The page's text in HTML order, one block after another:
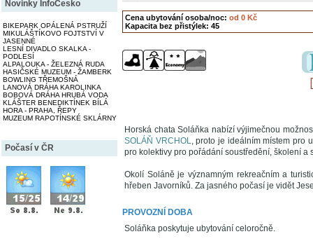
Novinky InfoČesko
BIKEPARK OPÁLENÁ PSTRUŽÍ
MIKULÁŠTÍKOVO FOJTSTVÍ V
JASENNÉ
LESNÍ DIVADLO SKALKA -
PODLESÍ
ALPALOUKA - ŽELEZNÁ RUDA
HASIČSKÉ MUZEUM - ŽAMBERK
BOWLING TŘEMOŠNÁ
LANOVÁ DRÁHA KAROLINKA
BOBOVÁ DRÁHA HRUBÁ VODA
KLÁŠTER BENEDIKTÍNEK BÍLÁ
HORA - PRAHA, ŘEPY
MUZEUM RAPOTÍNSKÉ SKLÁRNY
Počasí v ČR
Cena ubytování osoba/noc: od 0 Kč
Kapacita bez přistýlek: 45
Horská chata Soláňka nabízí výjimečnou
SOLÁŇ VRCHOL, proto je ideálním místem pro
pro kolektivy pro pořádání soustředění, školení a
Okolí Soláně je významným rekreačním a
hřeben Javorníků. Za jasného počasí je vidět
PROVOZNÍ DOBA
Soláňka poskytuje ubytování celoročně.